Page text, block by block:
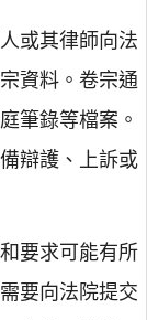
或其律師向法
資料。卷宗通
筆錄等檔案。
辯護、上訴或
要求可能有所
要向法院提交